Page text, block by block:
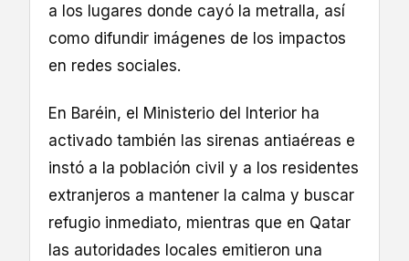
a los lugares donde cayó la metralla, así
como difundir imágenes de los impactos
en redes sociales.
En Baréin, el Ministerio del Interior ha
activado también las sirenas antiaéreas e
instó a la población civil y a los residentes
extranjeros a mantener la calma y buscar
refugio inmediato, mientras que en Qatar
las autoridades locales emitieron una